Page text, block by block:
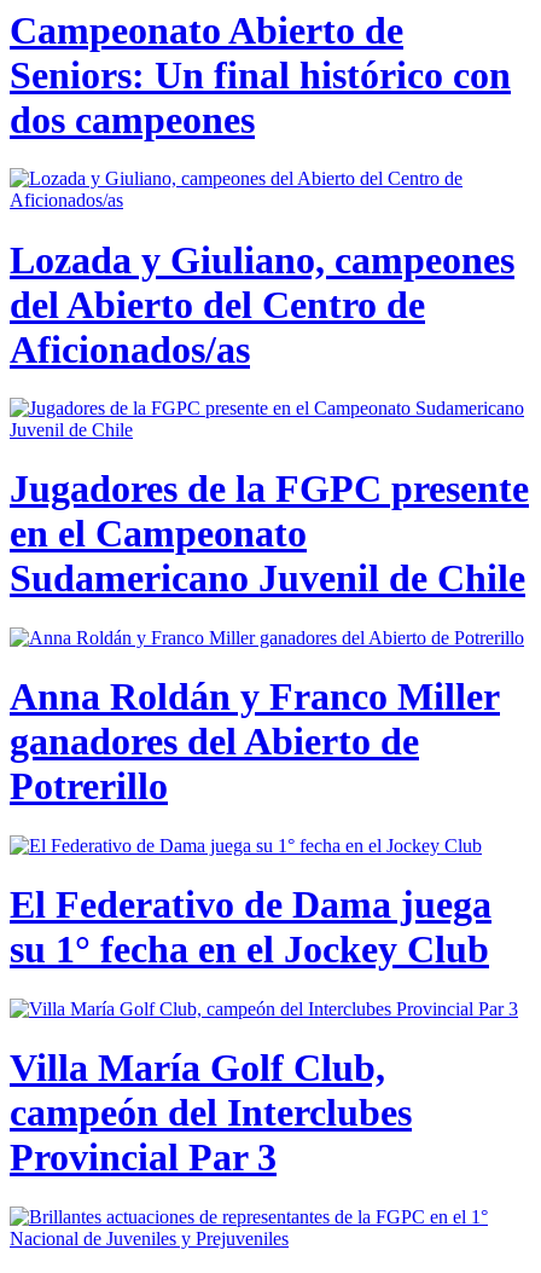
Campeonato Abierto de
Seniors: Un final histórico con
dos campeones
Lozada y Giuliano, campeones
del Abierto del Centro de
Aficionados/as
Jugadores de la FGPC presente
en el Campeonato
Sudamericano Juvenil de Chile
Anna Roldán y Franco Miller
ganadores del Abierto de
Potrerillo
El Federativo de Dama juega
su 1° fecha en el Jockey Club
Villa María Golf Club,
campeón del Interclubes
Provincial Par 3